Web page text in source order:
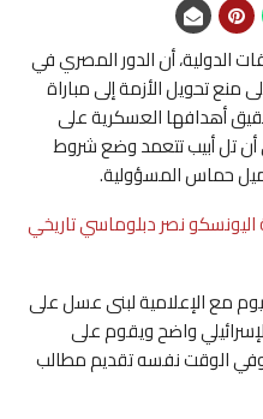
الدولية، أن الدور المصري في
منع تحويل الأزمة إلى مباراة
أهدافها العسكرية على
تل أبيب تتعمد وضع شروط
حماس المسؤولية.
اليونسكو نصر دبلوماسي تاريخي
مع الإعلامية لبنى عسل على
واضح ويقوم على
وفي الوقت نفسه تقديم مطالب